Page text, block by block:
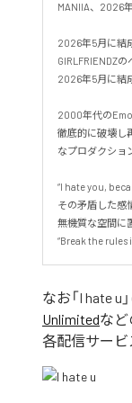
MANIIA、2026
2026年5月に結
GIRLFRIENDZ
2026年5月に結
2000年代の
徹底的に破壊し
なプロダクショ
“I hate you,
その矛盾した感
無機質な空間に
“Break the
なお「I hate u
Unlimitedな
各配信サービ